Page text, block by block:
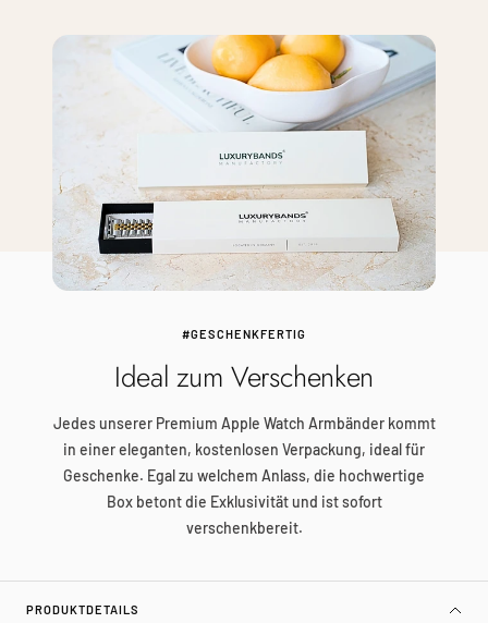
#GESCHENKFERTIG
Ideal zum Verschenken
Jedes unserer Premium Apple Watch Armbänder kommt
in einer eleganten, kostenlosen Verpackung, ideal für
Geschenke. Egal zu welchem Anlass, die hochwertige
Box betont die Exklusivität und ist sofort
verschenkbereit.
PRODUKTDETAILS